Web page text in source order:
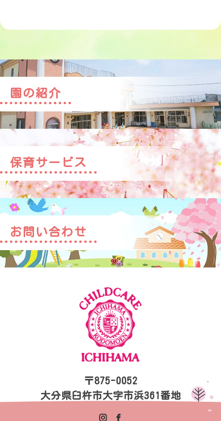
園の紹介
保育サービス
お問い合わせ
〒875-0052
大分県臼杵市大字市浜361番地